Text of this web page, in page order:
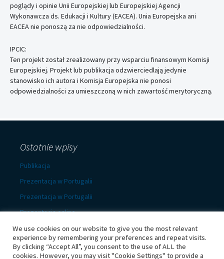
poglądy i opinie Unii Europejskiej lub Europejskiej Agencji
Wykonawcza ds. Edukacji i Kultury (EACEA). Unia Europejska ani
EACEA nie ponoszą za nie odpowiedzialności.
IPCIC:
Ten projekt został zrealizowany przy wsparciu finansowym Komisji
Europejskiej. Projekt lub publikacja odzwierciedlają jedynie
stanowisko ich autora i Komisja Europejska nie ponosi
odpowiedzialności za umieszczoną w nich zawartość merytoryczną.
Ostatnie wpisy
Publikacja
Prezentacja w Portugalii
Prezentacja w Portugalii
Prezentacja online
Prezentacja w Warszawie
We use cookies on our website to give you the most relevant
experience by remembering your preferences and repeat visits.
By clicking “Accept All”, you consent to the use of ALL the
cookies. However, you may visit "Cookie Settings" to provide a